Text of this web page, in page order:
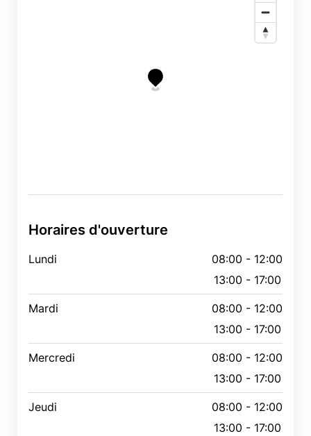
Horaires d'ouverture
Lundi
08:00 - 12:00
13:00 - 17:00
Mardi
08:00 - 12:00
13:00 - 17:00
Mercredi
08:00 - 12:00
13:00 - 17:00
Jeudi
08:00 - 12:00
13:00 - 17:00